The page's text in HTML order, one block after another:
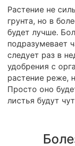
Растение не
грунта, но в
будет лучше.
подразумевает
следует раз в
удобрения с
растение реже,
Просто оно
листья будут